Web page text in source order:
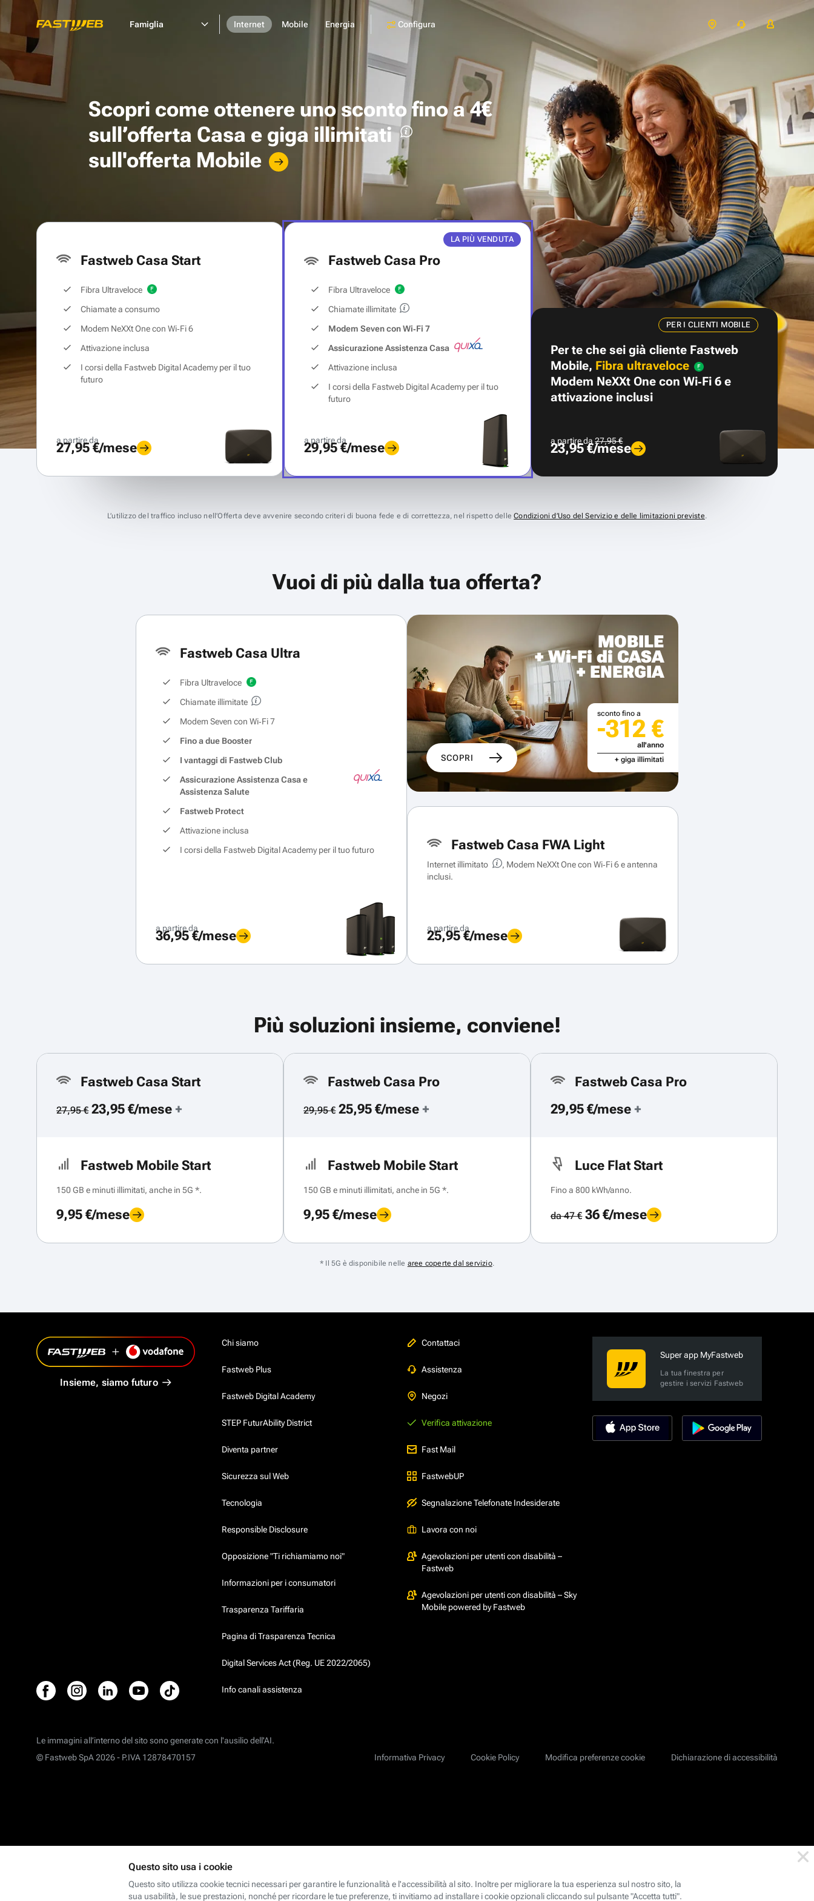
Famiglia Internet Mobile Energia Configura
Scopri come ottenere unosconto fino a 4€
sull’offerta Casa e giga illimitati
sull'offerta Mobile
Fastweb Casa Start
Fibra Ultraveloce
Chiamate a consumo
Modem NeXXt One con Wi‑Fi 6
Attivazione inclusa
I corsi della Fastweb Digital Academy per il tuo
futuro
a partire da
27,95 €/mese
LA PIÙ VENDUTA
Fastweb Casa Pro
Fibra Ultraveloce
Chiamate illimitate
Modem Seven con Wi‑Fi 7
Assicurazione Assistenza Casa
Attivazione inclusa
I corsi della Fastweb Digital Academy per il tuo
futuro
a partire da
29,95 €/mese
PER I CLIENTI MOBILE
Per te che sei già cliente Fastweb
Mobile, Fibra ultraveloce
Modem NeXXt One con Wi‑Fi 6 e
attivazione inclusi
a partire da27,95 €
23,95 €/mese
L’utilizzo del traffico incluso nell’Offerta deve avvenire secondo criteri di buona fede e di correttezza, nel rispetto delleCondizioni d’Uso del Servizio e delle limitazioni previste.
Vuoi di più dalla tua offerta?
Fastweb Casa Ultra
Fibra Ultraveloce
Chiamate illimitate
Modem Seven con Wi‑Fi 7
Fino a due Booster
I vantaggi di Fastweb Club
Assicurazione Assistenza Casa e
Assistenza Salute
Fastweb Protect
Attivazione inclusa
I corsi della Fastweb Digital Academy per il tuo futuro
a partire da
36,95 €/mese
MOBILE
+ Wi-Fi di CASA
+ ENERGIA
SCOPRI
sconto fino a
-312 €
all'anno
+ giga illimitati
Fastweb Casa FWA Light
Internet illimitato
, Modem NeXXt One con Wi‑Fi 6 e antenna
inclusi.
a partire da
25,95 €/mese
Più soluzioni insieme, conviene!
Fastweb Casa Start
27,95 €23,95 €/mese +
Fastweb Mobile Start
150 GB e minuti illimitati, anche in 5G *.
9,95 €/mese
Fastweb Casa Pro
29,95 €25,95 €/mese +
Fastweb Mobile Start
150 GB e minuti illimitati, anche in 5G *.
9,95 €/mese
Fastweb Casa Pro
29,95 €/mese +
Luce Flat Start
Fino a 800 kWh/anno.
da 47 €36 €/mese
* Il 5G è disponibile nelle aree coperte dal servizio.
Insieme, siamo futuro
Chi siamo
Fastweb Plus
Fastweb Digital Academy
STEP FuturAbility District
Diventa partner
Sicurezza sul Web
Tecnologia
Responsible Disclosure
Opposizione "Ti richiamiamo noi"
Informazioni per i consumatori
Trasparenza Tariffaria
Pagina di Trasparenza Tecnica
Digital Services Act (Reg. UE 2022/2065)
Info canali assistenza
Contattaci
Assistenza
Negozi
Verifica attivazione
Fast Mail
FastwebUP
Segnalazione Telefonate Indesiderate
Lavora con noi
Agevolazioni per utenti con disabilità –
Fastweb
Agevolazioni per utenti con disabilità – Sky
Mobile powered by Fastweb
Super app MyFastweb
La tua finestra per
gestire i servizi Fastweb
Le immagini all’interno del sito sono generate con l'ausilio dell'AI.
Informativa Privacy
Cookie Policy Modifica preferenze cookie Dichiarazione di accessibilità
© Fastweb SpA 2026 - P.IVA 12878470157